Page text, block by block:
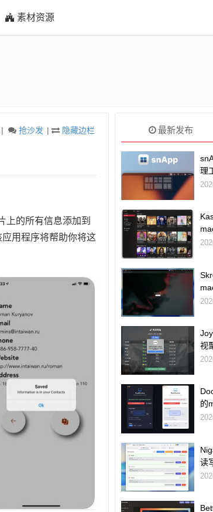
素材资源
| 隐藏边栏
| 抢沙发
上的所有信息添加到
用程序将帮助你将这
最新发布
理
视
的
读